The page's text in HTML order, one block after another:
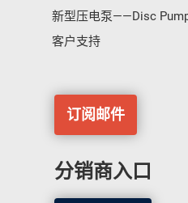
新型压电泵——Disc
客户支持
订阅邮件
分销商入口